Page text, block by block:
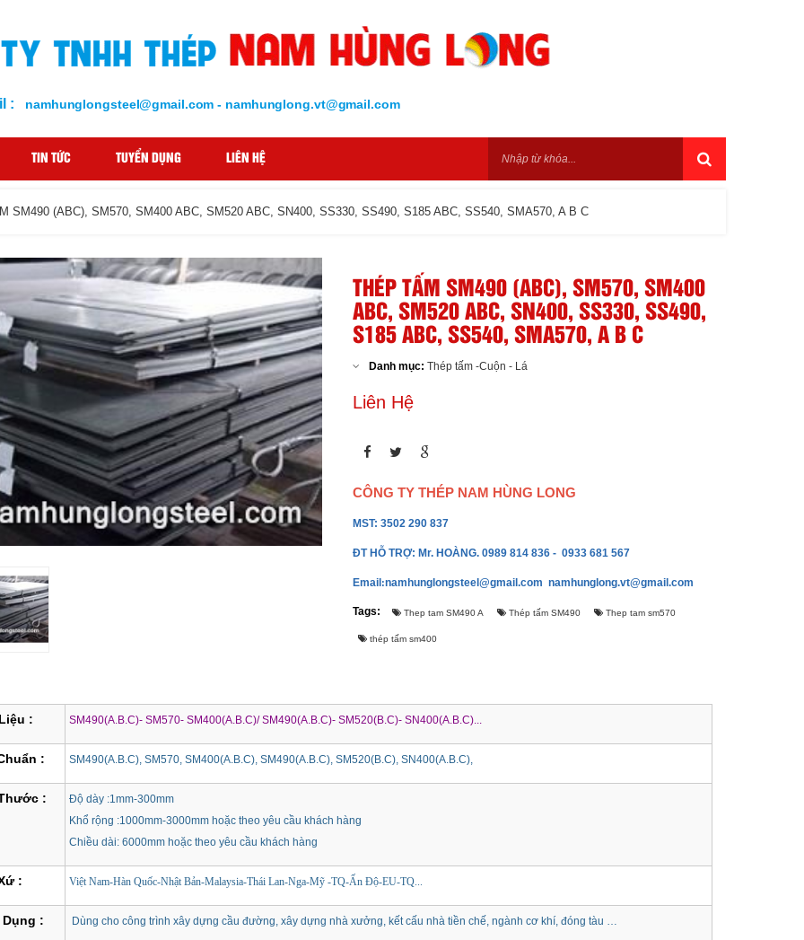
: namhunglongsteel@gmail.com - namhunglong.vt@gmail.com
TIN TỨC TUYỂN DỤNG LIÊN HỆ
SM490 (ABC), SM570, SM400 ABC, SM520 ABC, SN400, SS330, SS490, S185 ABC, SS540, SMA570, A B C
THÉP TẤM SM490 (ABC), SM570, SM400
ABC, SM520 ABC, SN400, SS330, SS490,
S185 ABC, SS540, SMA570, A B C
Danh mục: Thép tấm -Cuộn - Lá
Liên Hệ
CÔNG TY THÉP NAM HÙNG LONG
MST: 3502 290 837
ĐT HỖ TRỢ: Mr. HOÀNG. 0989 814 836 - 0933 681 567
Email :namhunglongsteel@gmail.com namhunglong.vt@gmail.com
Tags: Thep tam SM490 A Thép tấm SM490 Thep tam sm570
thép tấm sm400
: SM490(A.B.C)- SM570- SM400(A.B.C)/ SM490(A.B.C)- SM520(B.C)- SN400(A.B.C)...
: SM490(A.B.C), SM570, SM400(A.B.C), SM490(A.B.C), SM520(B.C), SN400(A.B.C),
:
Độ dày :1mm-300mm
Khổ rộng :1000mm-3000mm hoặc theo yêu cầu khách hàng
Chiều dài: 6000mm hoặc theo yêu cầu khách hàng
: Việt Nam-Hàn Quốc-Nhật Bản-Malaysia-Thái Lan-Nga-Mỹ -TQ-Ấn Độ-EU-TQ...
: Dùng cho công trình xây dựng cầu đường, xây dựng nhà xưởng, kết cấu nhà tiền chế, ngành cơ khí, đóng tàu …